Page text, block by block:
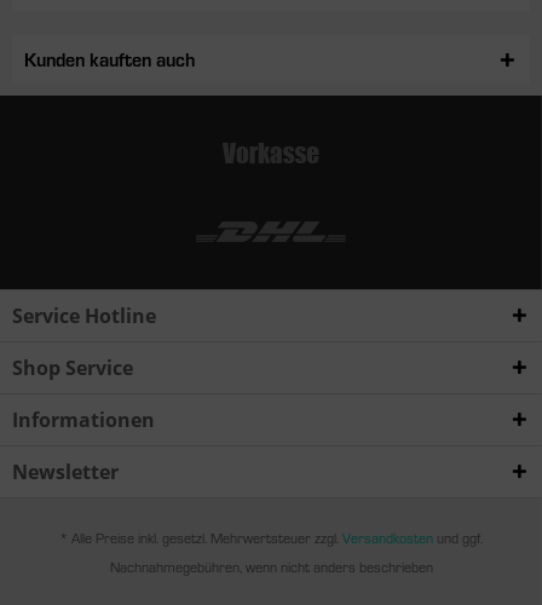
Kunden kauften auch
Service Hotline
Shop Service
Informationen
Newsletter
* Alle Preise inkl. gesetzl. Mehrwertsteuer zzgl. Versandkosten und ggf.
Nachnahmegebühren, wenn nicht anders beschrieben